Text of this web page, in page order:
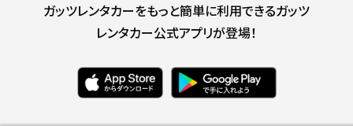
ガッツレンタカーをもっと簡単に利用できるガッツ
レンタカー公式アプリが登場！